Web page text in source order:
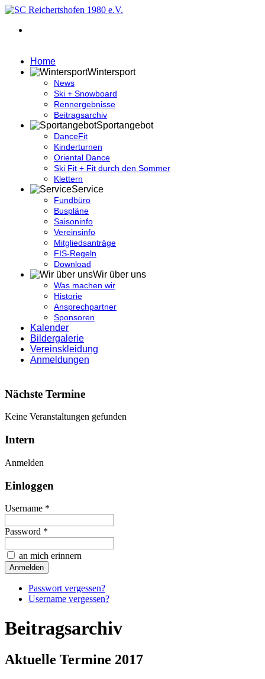
Home
Wintersport
News
Ski + Snowboard
Rennergebnisse
Beitragsarchiv
Sportangebot
DanceFit
Kinderturnen
Oriental Dance
Ski Fit + Fit durch den Sommer
Klettern
Service
Fundbüro
Buspläne
Saisoninfo
Vereinsinfo
Mitgliedsanträge
FIS-Regeln
Download
Wir über uns
Was machen wir
Historie
Ansprechpartner
Sponsoren
Kalender
Bildergalerie
Vereinskleidung
Anmeldungen
Nächste Termine
Keine Veranstaltungen gefunden
Intern
Anmelden
Einloggen
Username *
Password *
an mich erinnern
Passwort vergessen?
Username vergessen?
Beitragsarchiv
Aktuelle Termine 2017